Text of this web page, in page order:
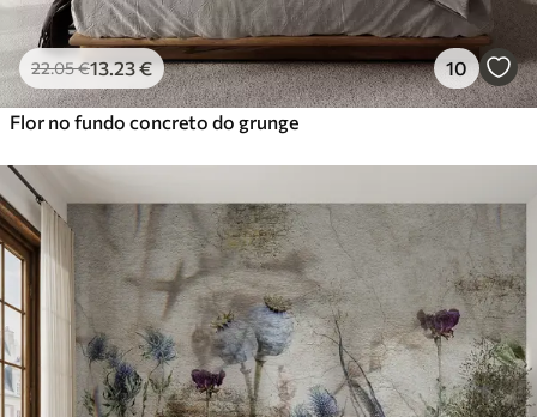
22.05€13.23€ 10
Flor no fundo concreto do grunge